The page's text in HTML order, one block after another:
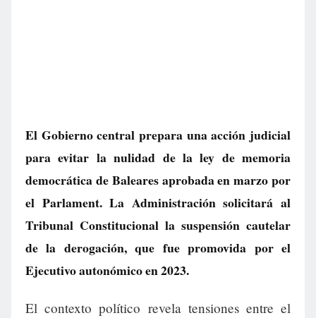
El Gobierno central prepara una acción judicial
para evitar la nulidad de la ley de memoria
democrática de Baleares aprobada en marzo por
el Parlament. La Administración solicitará al
Tribunal Constitucional la suspensión cautelar
de la derogación, que fue promovida por el
Ejecutivo autonómico en 2023.
El contexto político revela tensiones entre el